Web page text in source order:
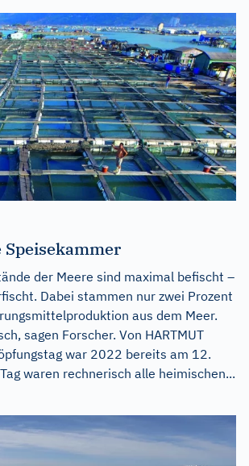
der Meere sind maximal befischt –
Dabei stammen nur zwei Prozent
aus dem Meer.
sagen Forscher. Von HARTMUT
war 2022 bereits am 12.
waren rechnerisch alle heimischen...